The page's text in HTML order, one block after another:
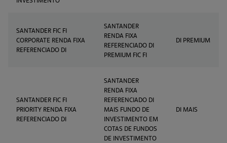
SANTANDER FIC FI
CORPORATE RENDA FIXA
REFERENCIADO DI
SANTANDER
RENDA FIXA
REFERENCIADO DI
PREMIUM FIC FI
DI PREMIUM
SANTANDER FIC FI
PRIORITY RENDA FIXA
REFERENCIADO DI
SANTANDER
RENDA FIXA
REFERENCIADO DI
MAIS FUNDO DE
INVESTIMENTO EM
COTAS DE FUNDOS
DE INVESTIMENTO
DI MAIS